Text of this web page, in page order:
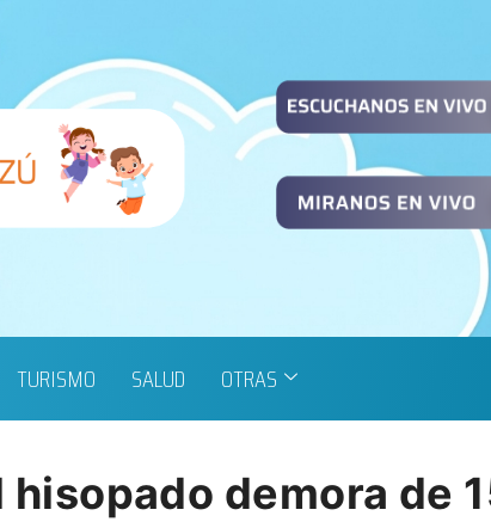
TURISMO SALUD OTRAS
demora de